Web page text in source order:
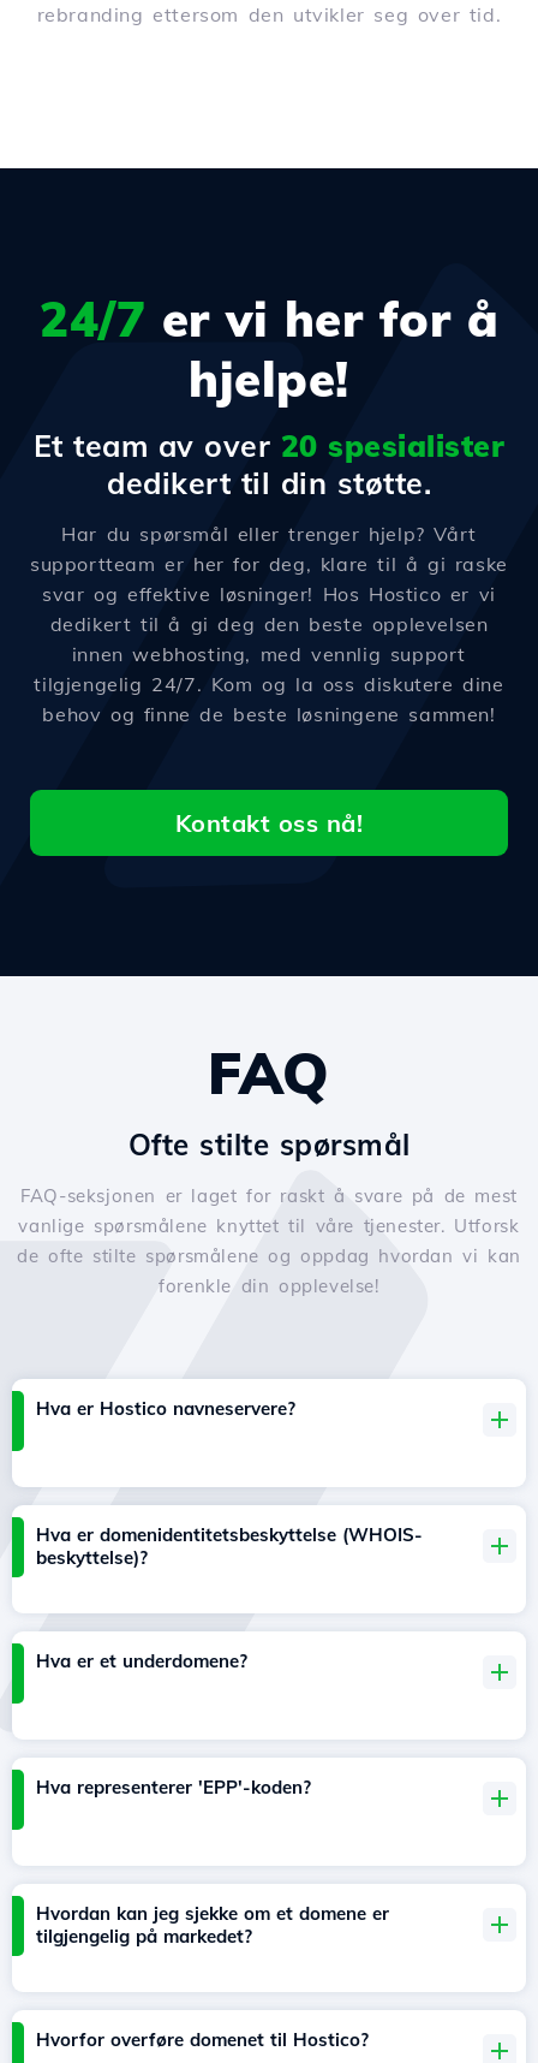
rebranding ettersom den utvikler seg over tid.
24/7 er vi her for å
hjelpe!
Et team av over 20 spesialister
dedikert til din støtte.
Har du spørsmål eller trenger hjelp? Vårt
supportteam er her for deg, klare til å gi raske
svar og effektive løsninger! Hos Hostico er vi
dedikert til å gi deg den beste opplevelsen
innen webhosting, med vennlig support
tilgjengelig 24/7. Kom og la oss diskutere dine
behov og finne de beste løsningene sammen!
Kontakt oss nå!
FAQ
Ofte stilte spørsmål
FAQ-seksjonen er laget for raskt å svare på de mest
vanlige spørsmålene knyttet til våre tjenester. Utforsk
de ofte stilte spørsmålene og oppdag hvordan vi kan
forenkle din opplevelse!
Hva er Hostico navneservere?
Hva er domenidentitetsbeskyttelse (WHOIS-
beskyttelse)?
Hva er et underdomene?
Hva representerer 'EPP'-koden?
Hvordan kan jeg sjekke om et domene er
tilgjengelig på markedet?
Hvorfor overføre domenet til Hostico?